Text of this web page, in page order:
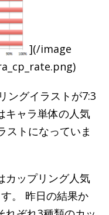
](/image
ングイラストが7:3
キャラ単体の人気
ストになっていま
カップリング人気
。 昨日の結果か